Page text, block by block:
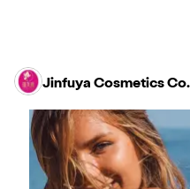
Jinfuya Cosmetics Co.